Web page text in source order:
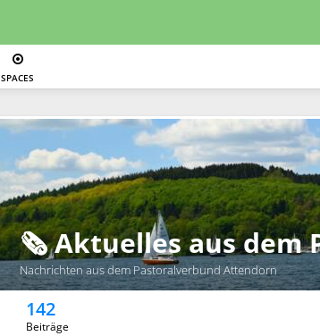
SPACES
🗞️ Aktuelles aus dem
Nachrichten aus dem Pastoralverbund Attendorn
142
Beiträge